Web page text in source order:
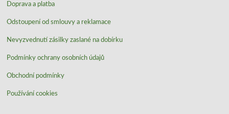
Doprava a platba
Odstoupení od smlouvy a reklamace
Nevyzvednutí zásilky zaslané na dobírku
Podmínky ochrany osobních údajů
Obchodní podmínky
Používání cookies